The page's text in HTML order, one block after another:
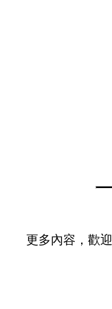
更多內容，歡迎